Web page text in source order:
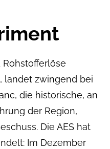
landet zwingend bei
die historische, an
der Region,
Die AES hat
Im Dezember